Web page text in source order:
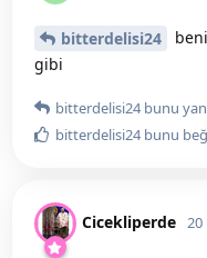
bitterdelisi24
gibi
bitterdelisi24bunu
bitterdelisi24bunu
Cicekliperde 20